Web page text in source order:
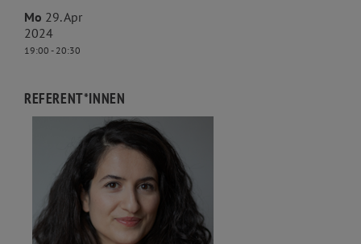
Mo 29. Apr
2024
19:00 - 20:30
REFERENT*INNEN